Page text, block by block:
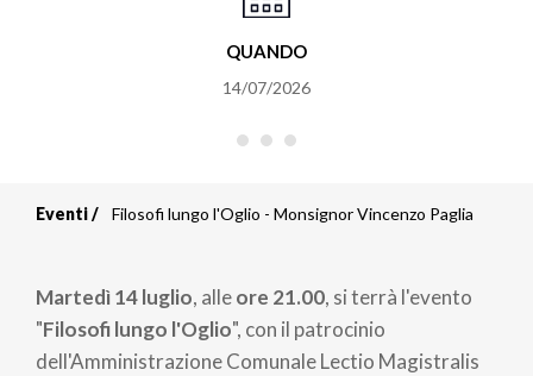
QUANDO
14/07/2026
di
pane
Eventi Filosofi lungo l'Oglio - Monsignor Vincenzo Paglia
Martedì 14 luglio, alleore 21.00, si terrà l'evento
"Filosofi lungo l'Oglio", con il patrocinio
dell'Amministrazione Comunale Lectio Magistralis